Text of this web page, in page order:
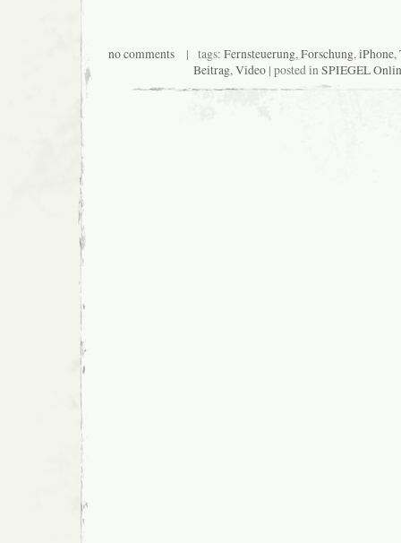
no comments | tags: Fernsteuerung, Forschung, iPhone,
Beitrag, Video| posted in SPIEGEL